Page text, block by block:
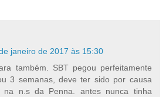
janeiro de 2017 às 15:30
também. SBT pegou perfeitamente
3 semanas, deve ter sido por causa
na n.s da Penna. antes nunca tinha